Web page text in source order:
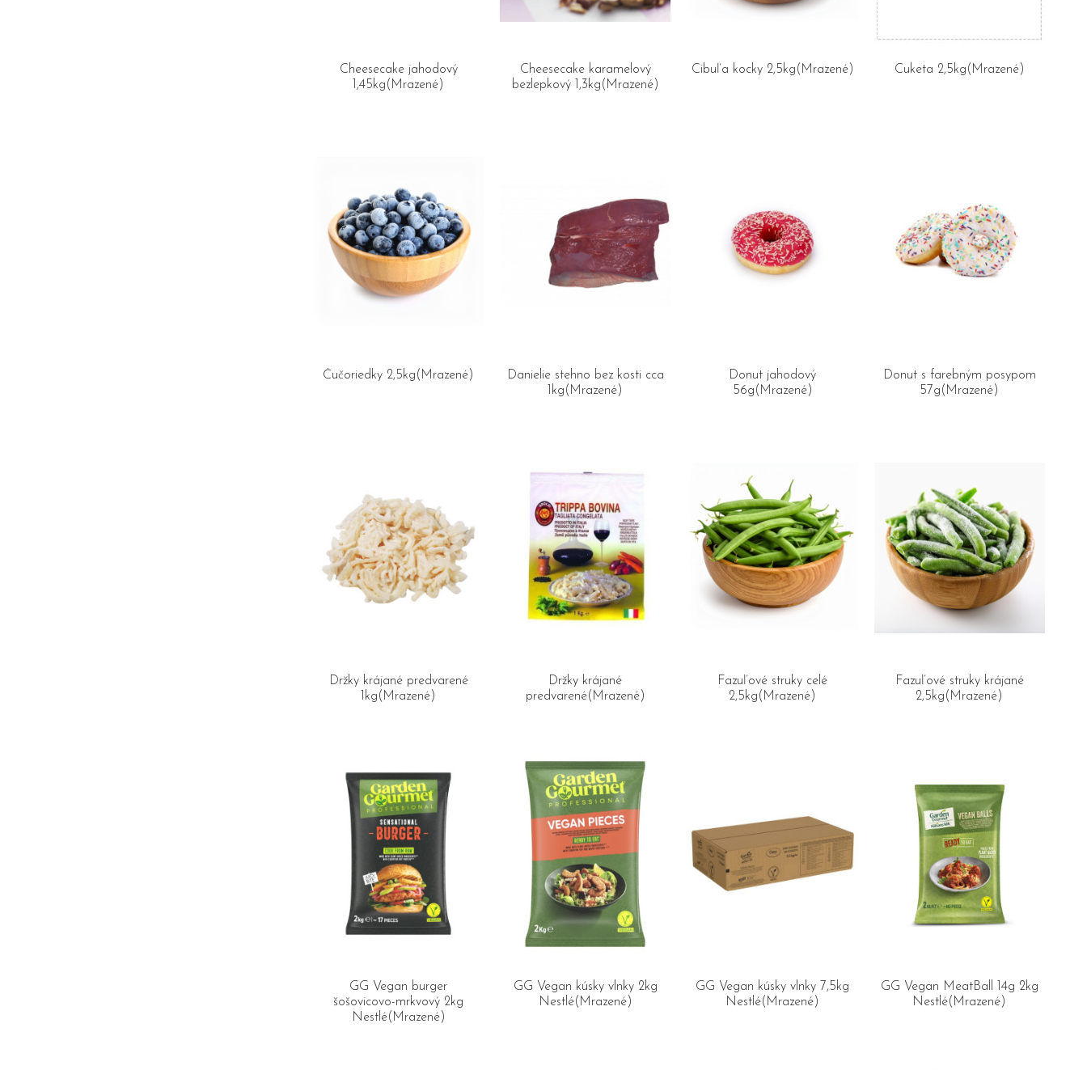
Cheesecake jahodový
1,45kg(Mrazené)
Cheesecake karamelový
bezlepkový 1,3kg(Mrazené)
Cibuľa kocky 2,5kg(Mrazené) Cuketa 2,5kg(Mrazené)
Čučoriedky 2,5kg(Mrazené)
Danielie stehno bez kosti cca
1kg(Mrazené)
Donut jahodový
56g(Mrazené)
Donut s farebným posypom
57g(Mrazené)
Držky krájané predvarené
1kg(Mrazené)
Držky krájané
predvarené(Mrazené)
Fazuľové struky celé
2,5kg(Mrazené)
Fazuľové struky krájané
2,5kg(Mrazené)
GG Vegan burger
šošovicovo-mrkvový 2kg
Nestlé(Mrazené)
GG Vegan kúsky vlnky 2kg
Nestlé(Mrazené)
GG Vegan kúsky vlnky 7,5kg
Nestlé(Mrazené)
GG Vegan MeatBall 14g 2kg
Nestlé(Mrazené)